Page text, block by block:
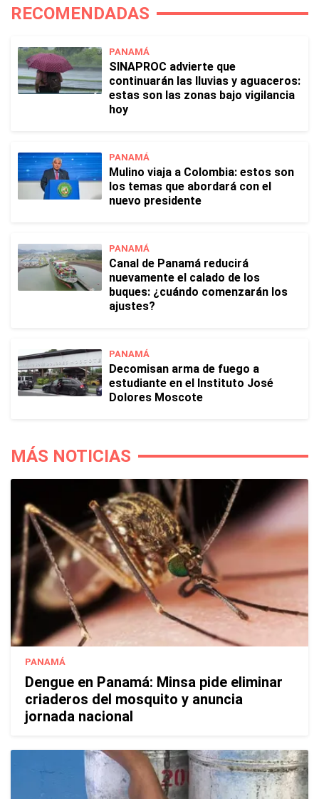
RECOMENDADAS
PANAMÁ
SINAPROC advierte que
continuarán las lluvias y aguaceros:
estas son las zonas bajo vigilancia
hoy
PANAMÁ
Mulino viaja a Colombia: estos son
los temas que abordará con el
nuevo presidente
PANAMÁ
Canal de Panamá reducirá
nuevamente el calado de los
buques: ¿cuándo comenzarán los
ajustes?
PANAMÁ
Decomisan arma de fuego a
estudiante en el Instituto José
Dolores Moscote
MÁS NOTICIAS
PANAMÁ
Dengue en Panamá: Minsa pide eliminar
criaderos del mosquito y anuncia
jornada nacional